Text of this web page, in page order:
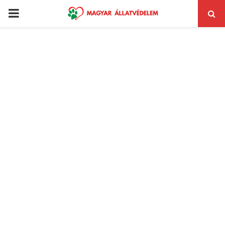
PRIMARY